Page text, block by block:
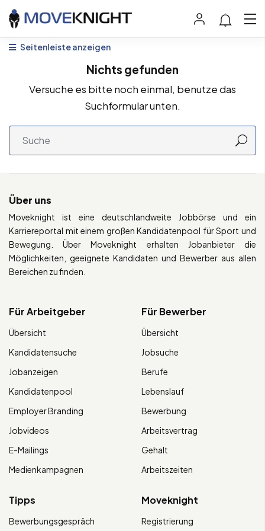
Seitenleiste anzeigen
Nichts gefunden
Versuche es bitte noch einmal, benutze das
Suchformular unten.
Über uns
Moveknight ist eine deutschlandweite Jobbörse und ein
Karriereportal mit einem großen Kandidatenpool für Sport und
Bewegung. Über Moveknight erhalten Jobanbieter die
Möglichkeiten, geeignete Kandidaten und Bewerber aus allen
Bereichen zu finden.
Für Arbeitgeber
Übersicht
Kandidatensuche
Jobanzeigen
Kandidatenpool
Employer Branding
Jobvideos
E-Mailings
Medienkampagnen
Für Bewerber
Übersicht
Jobsuche
Berufe
Lebenslauf
Bewerbung
Arbeitsvertrag
Gehalt
Arbeitszeiten
Tipps
Bewerbungsgespräch
Moveknight
Registrierung